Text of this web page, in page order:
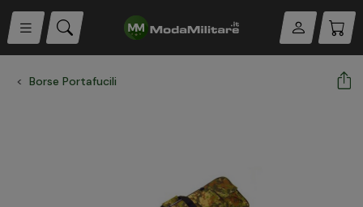
Borse Portafucili